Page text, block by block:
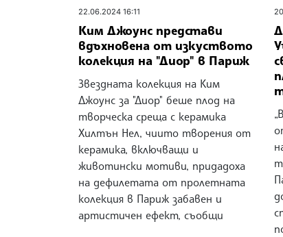
22.06.2024 16:11
Ким Джоунс представи
вдъхновена от изкуството
колекция на "Диор" в Париж
Звездната колекция на Ким
Джоунс за "Диор" беше плод на
творческа среща с керамика
Хилтън Нел, чиито творения от
керамика, включващи и
животински мотиви, придадоха
на дефилетата от пролетната
колекция в Париж забавен и
артистичен ефект, съобщи